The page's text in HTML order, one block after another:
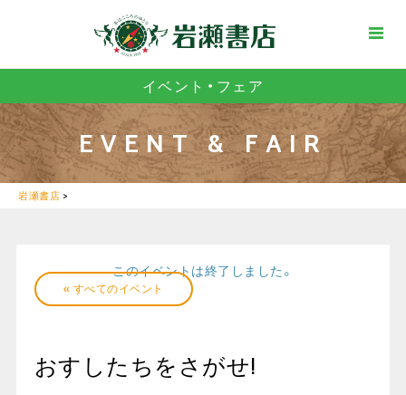
イベント・フェア
EVENT & FAIR
岩瀬書店 >
« すべてのイベント
このイベントは終了しました。
おすしたちをさがせ!